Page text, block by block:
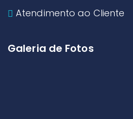
Atendimento ao Cliente
Galeria de Fotos